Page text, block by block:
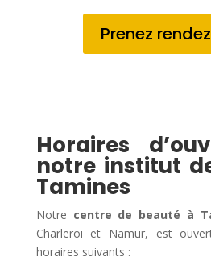
Prenez
Horaires
notre institut
Tamines
Notre centre de beauté à
Charleroi et Namur, est
horaires suivants :